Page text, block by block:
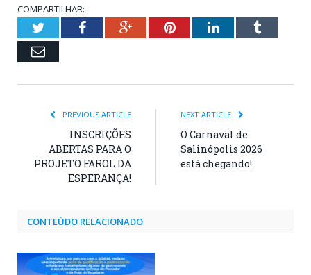
COMPARTILHAR:
TwitterFacebookGoogle+PinterestLinkedInTumblr
Email
PREVIOUS ARTICLE
INSCRIÇÕES
ABERTAS PARA O
PROJETO FAROL DA
ESPERANÇA!
NEXT ARTICLE
O Carnaval de
Salinópolis 2026
está chegando!
CONTEÚDO RELACIONADO